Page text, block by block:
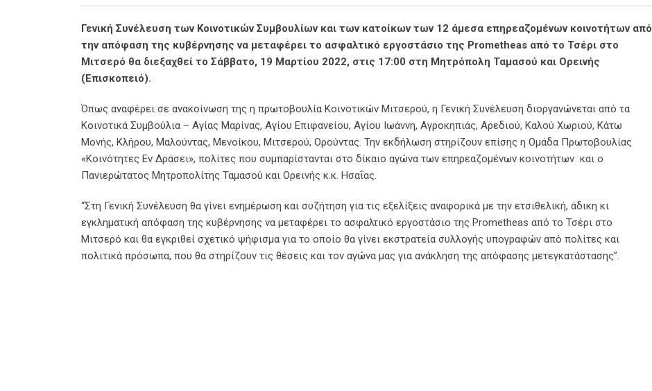
Γενική Συνέλευση των Κοινοτικών Συμβουλίων και των κατοίκων των 12 άμεσα επηρεαζομένων κοινοτήτων από
την απόφαση της κυβέρνησης να μεταφέρει το ασφαλτικό εργοστάσιο της Prometheas από το Τσέρι στο
Μιτσερό θα διεξαχθεί το Σάββατο, 19 Μαρτίου 2022, στις 17:00 στη Μητρόπολη Ταμασού και Ορεινής
(Επισκοπειό).
Όπως αναφέρει σε ανακοίνωση της η πρωτοβουλία Κοινοτικών Μιτσερού, η Γενική Συνέλευση διοργανώνεται από τα
Κοινοτικά Συμβούλια – Αγίας Μαρίνας, Αγίου Επιφανείου, Αγίου Ιωάννη, Αγροκηπιάς, Αρεδιού, Καλού Χωριού, Κάτω
Μονής, Κλήρου, Μαλούντας, Μενοίκου, Μιτσερού, Ορούντας. Την εκδήλωση στηρίζουν επίσης η Ομάδα Πρωτοβουλίας
«Κοινότητες Εν Δράσει», πολίτες που συμπαρίστανται στο δίκαιο αγώνα των επηρεαζομένων κοινοτήτων και ο
Πανιερώτατος Μητροπολίτης Ταμασού και Ορεινής κ.κ. Ησαΐας.
“Στη Γενική Συνέλευση θα γίνει ενημέρωση και συζήτηση για τις εξελίξεις αναφορικά με την ετσιθελική, άδικη κι
εγκληματική απόφαση της κυβέρνησης να μεταφέρει το ασφαλτικό εργοστάσιο της Prometheas από το Τσέρι στο
Μιτσερό και θα εγκριθεί σχετικό ψήφισμα για το οποίο θα γίνει εκστρατεία συλλογής υπογραφών από πολίτες και
πολιτικά πρόσωπα, που θα στηρίζουν τις θέσεις και τον αγώνα μας για ανάκληση της απόφασης μετεγκατάστασης”.